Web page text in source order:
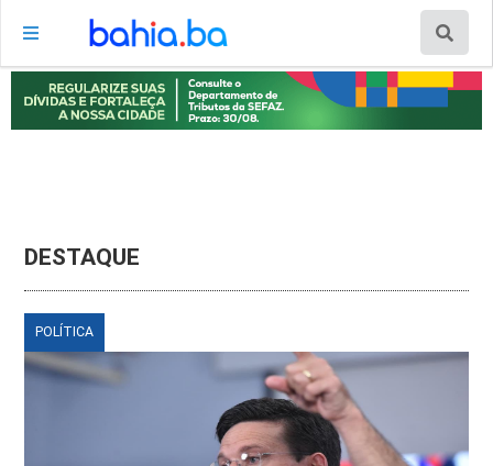
DESTAQUE
POLÍTICA